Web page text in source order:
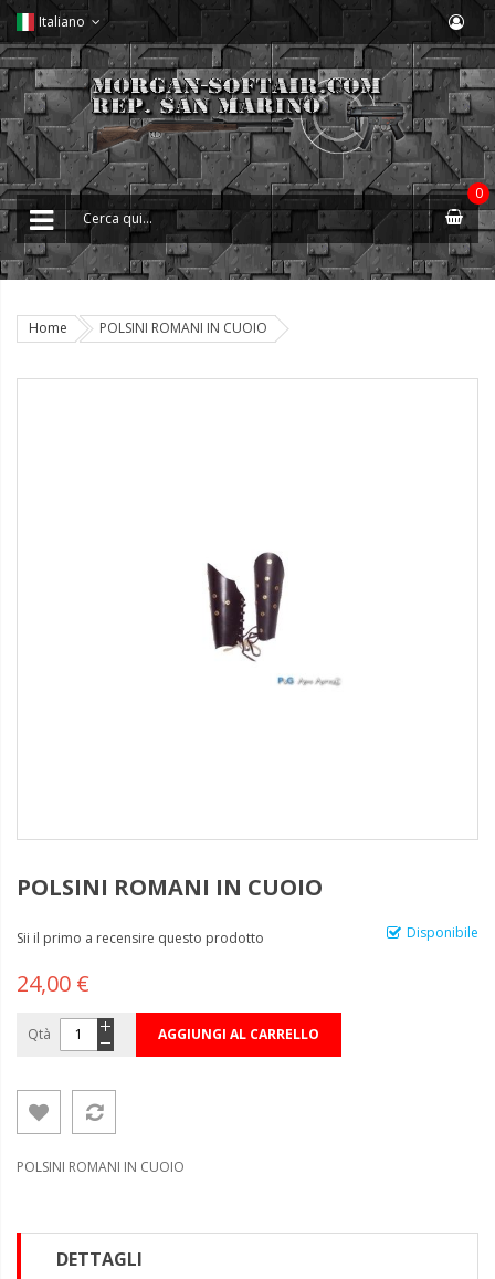
Italiano
0
Home POLSINI ROMANI IN CUOIO
POLSINI ROMANI IN CUOIO
Disponibile
Sii il primo a recensire questo prodotto
24,00 €
Qtà AGGIUNGI AL CARRELLO
POLSINI ROMANI IN CUOIO
DETTAGLI